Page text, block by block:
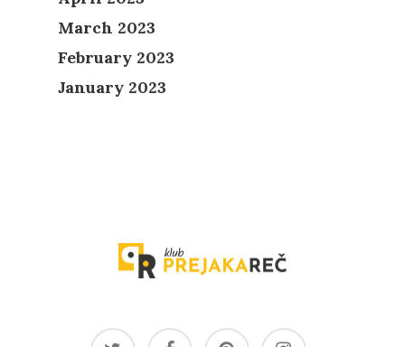
March 2023
February 2023
January 2023